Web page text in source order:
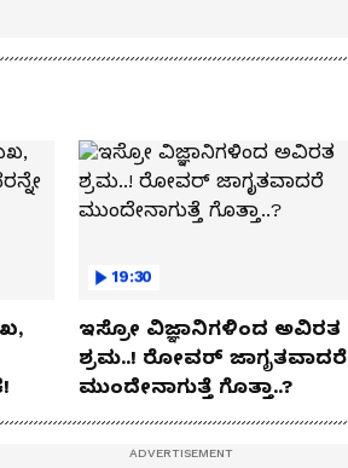
19:30
ಇಸ್ರೋ ವಿಜ್ಞಾನಿಗಳಿಂದ ಅವಿರತ
ಶ್ರಮ..! ರೋವರ್ ಜಾಗೃತವಾದರೆ
ಮುಂದೇನಾಗುತ್ತೆ ಗೊತ್ತಾ..?